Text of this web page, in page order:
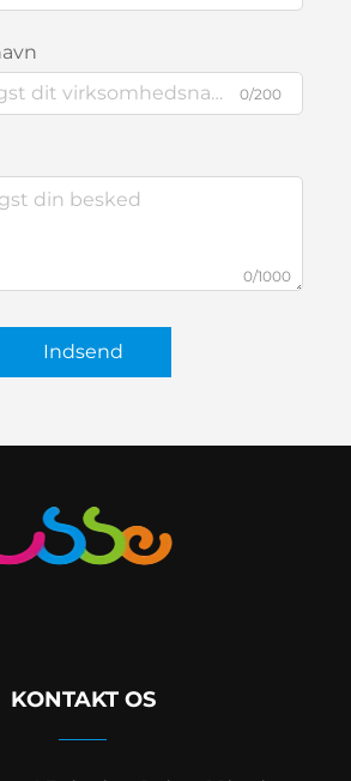
0/200
0/1000
Indsend
KONTAKT OS